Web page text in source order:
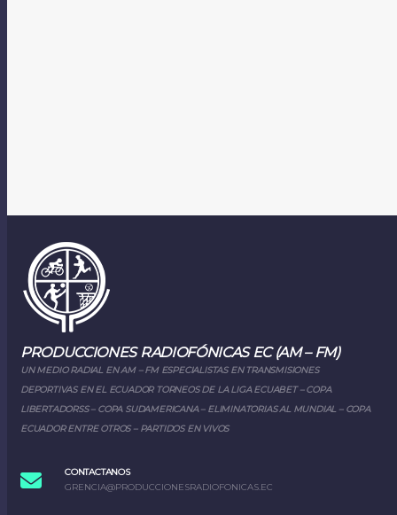
PRODUCCIONES RADIOFÓNICAS EC (AM – FM)
UN MEDIO RADIAL EN AM – FM ESPECIALISTAS EN TRANSMISIONES
DEPORTIVAS EN EL ECUADOR TORNEOS DE LA LIGA ECUABET – COPA
LIBERTADORSS – COPA SUDAMERICANA – ELIMINATORIAS AL MUNDIAL – COPA
ECUADOR ENTRE OTROS – PARTIDOS EN VIVOS
CONTACTANOS
GRENCIA@PRODUCCIONESRADIOFONICAS.EC